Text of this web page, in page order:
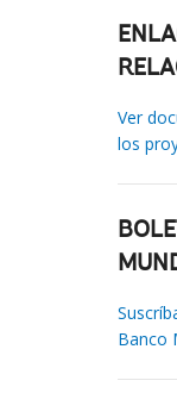
Ver
los
Banco